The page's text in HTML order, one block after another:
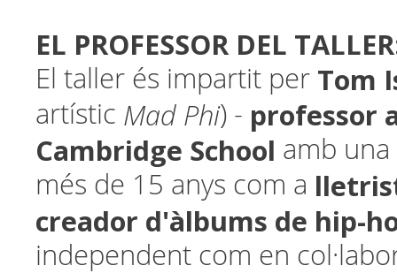
EL PROFESSOR DEL
El taller és impartit per Tom
artístic Mad Phi) - professor
Cambridge School amb
més de 15 anys com a
creador d'àlbums de hip-
independent com en